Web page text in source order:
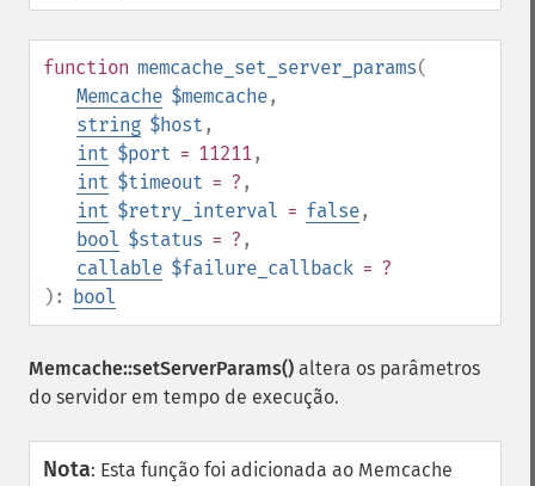
function memcache_set_server_params(
Memcache $memcache,
string $host ,
int $port = 11211,
int $timeout = ? ,
int $retry_interval = false,
bool $status = ? ,
callable $failure_callback = ?
): bool
Memcache::setServerParams() altera os parâmetros
do servidor em tempo de execução.
Nota: Esta função foi adicionada ao Memcache